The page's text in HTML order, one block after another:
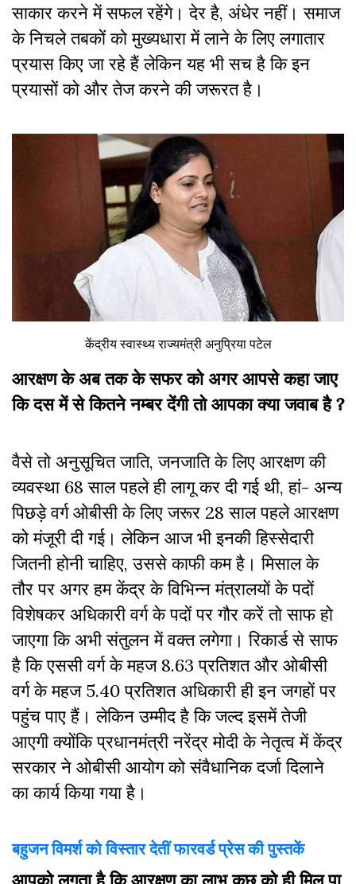
साकार करने में सफल रहेंगे। देर है, अंधेर नहीं। समाज
के निचले तबकों को मुख्यधारा में लाने के लिए लगातार
प्रयास किए जा रहे हैं लेकिन यह भी सच है कि इन
प्रयासों को और तेज करने की जरूरत है।
केंद्रीय स्वास्थ्य राज्यमंत्री अनुप्रिया पटेल
आरक्षण के अब तक के सफर को अगर आपसे कहा जाए
कि दस में से कितने नम्बर देंगी तो आपका क्या जवाब है ?
वैसे तो अनुसूचित जाति, जनजाति के लिए आरक्षण की
व्यवस्था 68 साल पहले ही लागू कर दी गई थी, हां- अन्य
पिछड़े वर्ग ओबीसी के लिए जरूर 28 साल पहले आरक्षण
को मंजूरी दी गई। लेकिन आज भी इनकी हिस्सेदारी
जितनी होनी चाहिए, उससे काफी कम है। मिसाल के
तौर पर अगर हम केंद्र के विभिन्न मंत्रालयों के पदों
विशेषकर अधिकारी वर्ग के पदों पर गौर करें तो साफ हो
जाएगा कि अभी संतुलन में वक्त लगेगा। रिकार्ड से साफ
है कि एससी वर्ग के महज 8.63 प्रतिशत और ओबीसी
वर्ग के महज 5.40 प्रतिशत अधिकारी ही इन जगहों पर
पहुंच पाए हैं। लेकिन उम्मीद है कि जल्द इसमें तेजी
आएगी क्योंकि प्रधानमंत्री नरेंद्र मोदी के नेतृत्व में केंद्र
सरकार ने ओबीसी आयोग को संवैधानिक दर्जा दिलाने
का कार्य किया गया है।
बहुजन विमर्श को विस्तार देतीं फारवर्ड प्रेस की पुस्तकें